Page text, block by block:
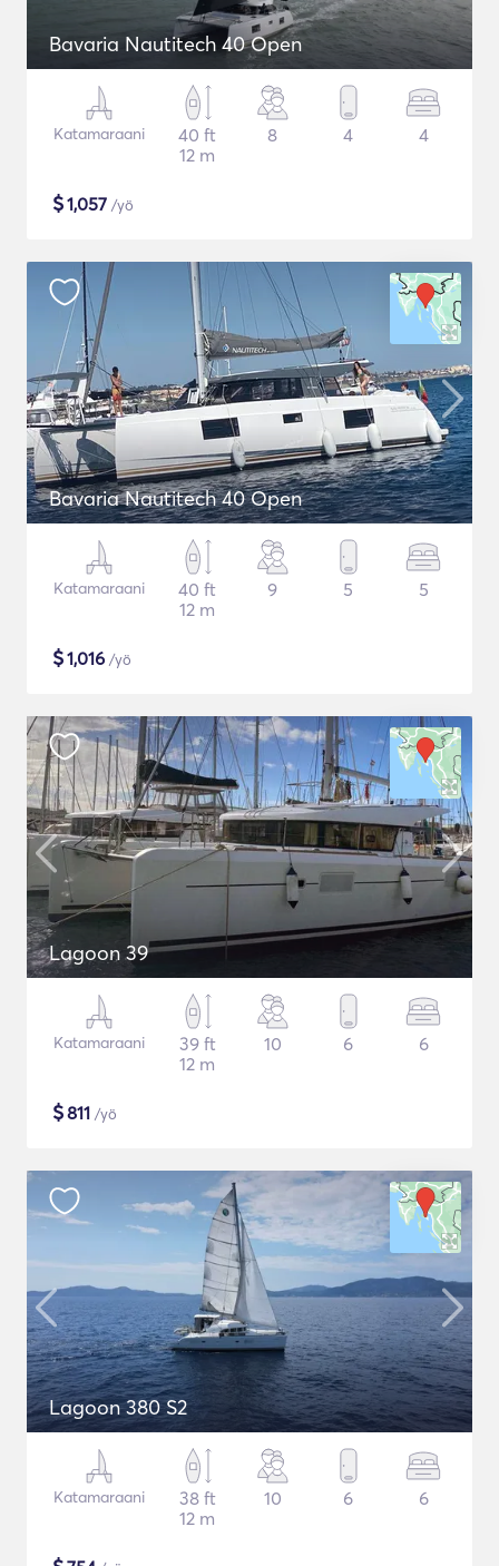
Bavaria Nautitech 40 Open
Katamaraani
40 ft
12 m
8 4 4
$1,057 /yö
Bavaria Nautitech 40 Open
Katamaraani
40 ft
12 m
9 5 5
$1,016 /yö
Lagoon 39
Katamaraani
39 ft
12 m
10 6 6
$811 /yö
Lagoon 380 S2
Katamaraani
38 ft
12 m
10 6 6